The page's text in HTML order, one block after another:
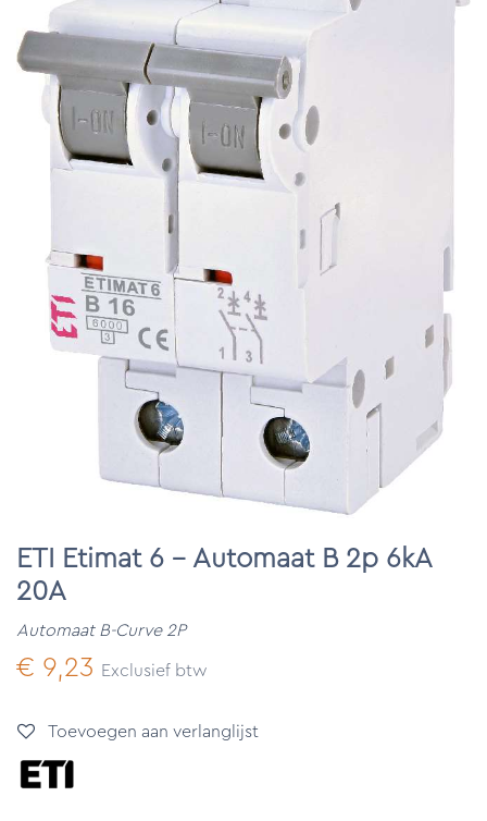
ETI Etimat 6 - Automaat B 2p 6kA
20A
Automaat B-Curve 2P
€ 9,23 Exclusief btw
Toevoegen aan verlanglijst